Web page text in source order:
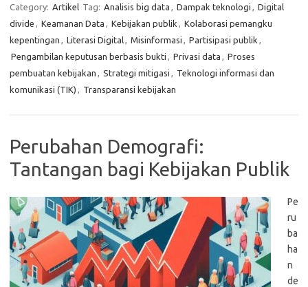
Category: Artikel Tag: Analisis big data , Dampak teknologi , Digital
divide , Keamanan Data , Kebijakan publik , Kolaborasi pemangku
kepentingan , Literasi Digital, Misinformasi , Partisipasi publik ,
Pengambilan keputusan berbasis bukti , Privasi data , Proses
pembuatan kebijakan , Strategi mitigasi , Teknologi informasi dan
komunikasi (TIK) , Transparansi kebijakan
Perubahan Demografi:
Tantangan bagi Kebijakan Publik
Pe
ru
ba
ha
n
de